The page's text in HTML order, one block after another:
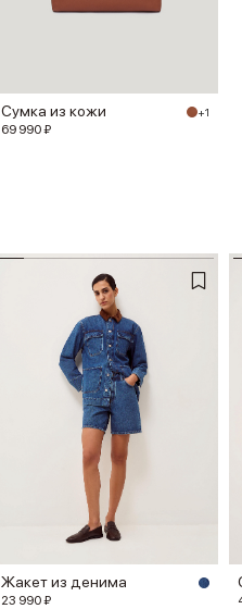
Сумка из кожи +1
69 990 ₽
Жакет из денима
23 990 ₽